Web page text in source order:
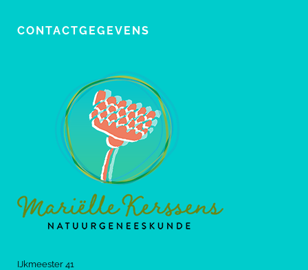
CONTACTGEGEVENS
IJkmeester 41